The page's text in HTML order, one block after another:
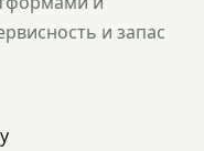
и запас